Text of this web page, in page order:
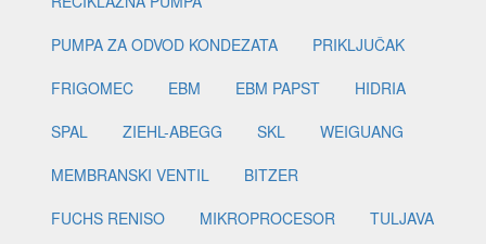
PUMPA ZA ODVOD KONDEZATA
PRIKLJUČAK
FRIGOMEC
EBM EBM PAPST
HIDRIA
SPAL
ZIEHL-ABEGG SKL
WEIGUANG
MEMBRANSKI VENTIL
BITZER
FUCHS RENISO
MIKROPROCESOR
TULJAVA